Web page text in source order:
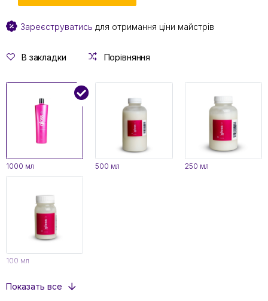
Зареєструватись для отримання ціни майстрів
В закладки Порівняння
1000 мл 500 мл 250 мл
100 мл
Показать все